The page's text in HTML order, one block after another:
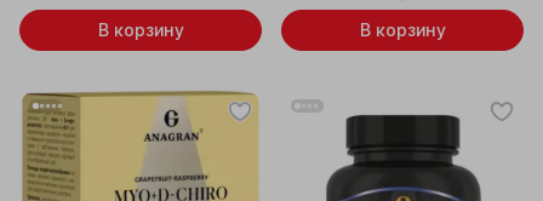
В корзину В корзину